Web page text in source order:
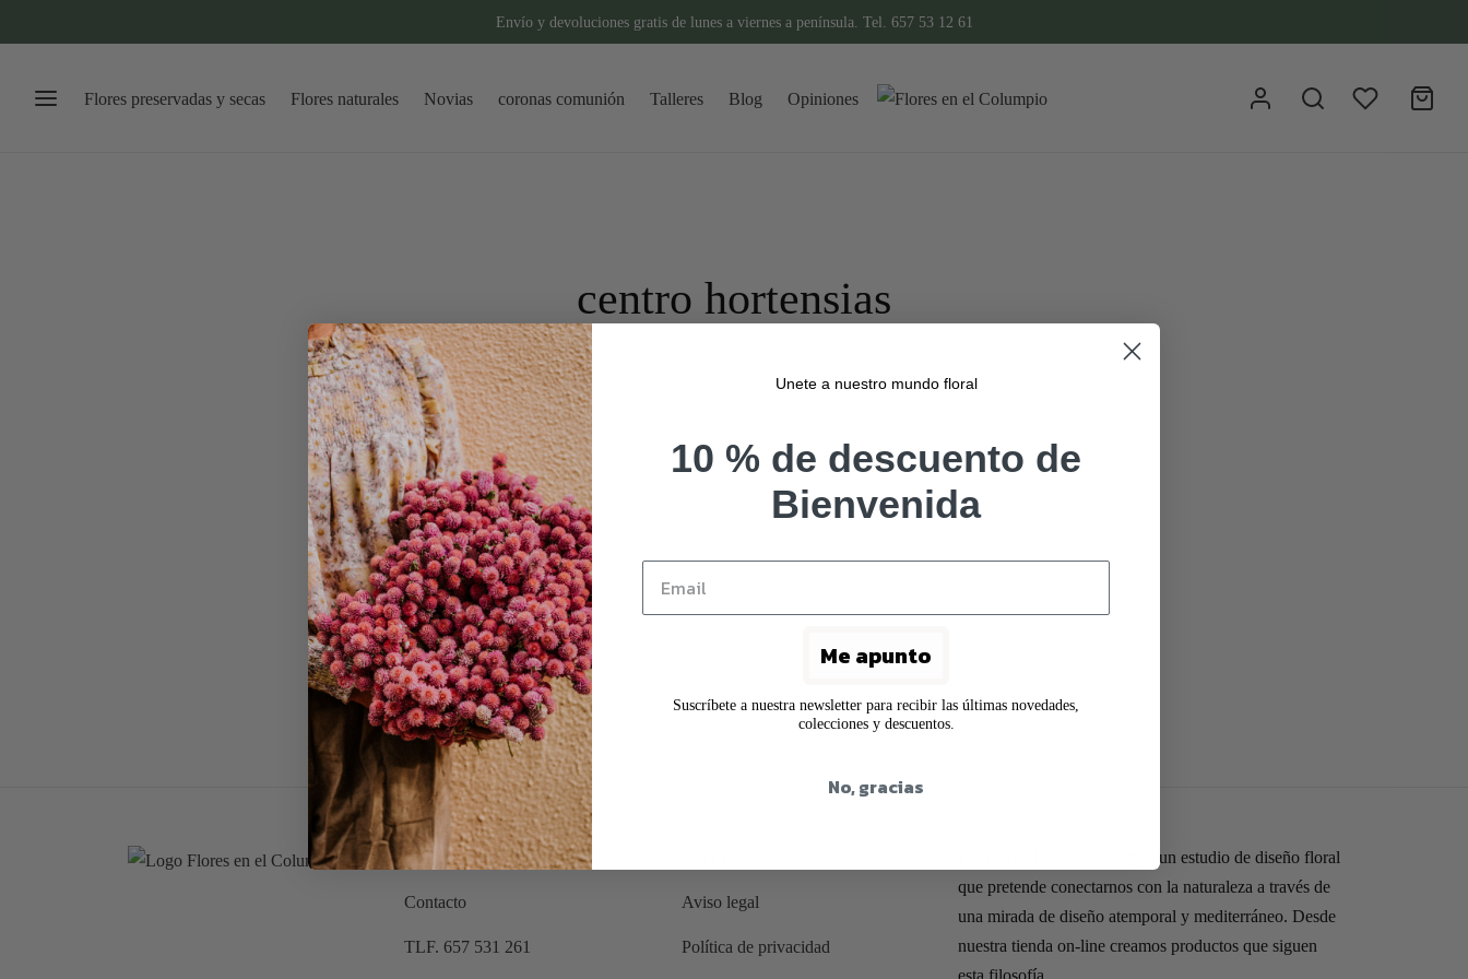
Envío y devoluciones gratis de lunes a viernes a península. Tel. 657 53 12 61
Flores preservadas y secas Flores naturales Novias coronas comunión Talleres Blog Opiniones
centro hortensias
DECORACIONES DE BODAS
Flores para un altar
CENTROS DE FLORES SECAS Y
PRESERVADAS
Flores Johnson´s La cajita del amor
Flores en el columpio somos un estudio de diseño floral
que pretende conectarnos con la naturaleza a través de
una mirada de diseño atemporal y mediterráneo. Desde
nuestra tienda on-line creamos productos que siguen
esta filosofía.
Sobre mi
Contacto
TLF. 657 531 261
Aviso legal
Política de privacidad
Unete a nuestro mundo floral
10 % de descuento de
Bienvenida
Me apunto
Suscríbete a nuestra newsletter para recibir las últimas novedades,
colecciones y descuentos.
No, gracias